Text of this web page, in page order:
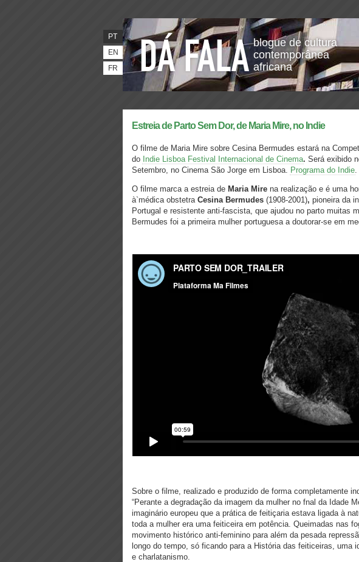
blogue de cultura
contemporânea
africana
PT
EN
FR
Estreia de Parto Sem Dor, de Maria Mire, no Indie
O filme de Maria Mire sobre Cesina Bermudes estará na
do Indie Lisboa Festival Internacional de Cinema. Será exibido
Setembro, no Cinema São Jorge em Lisboa. Programa do Indie.
O filme marca a estreia de Maria Mire na realização e é uma
à`médica obstetra Cesina Bermudes (1908-2001), pioneira da
Portugal e resistente anti-fascista, que ajudou no parto muitas
Bermudes foi a primeira mulher portuguesa a doutorar-se em
Sobre o filme, realizado e produzido de forma completamente
“Perante a degradação da imagem da mulher no fnal da Idade
imaginário europeu que a prática de feitiçaria estava ligada à
toda a mulher era uma feiticeira em potência. Queimadas nas
movimento histórico anti-feminino para além da pesada
longo do tempo, só ficando para a História das feiticeiras, uma
e charlatanismo.